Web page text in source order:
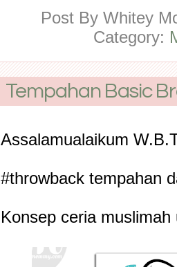
Post By Whitey
Category:
Tempahan Basic
Assalamualaikum
#throwback tempahan
Konsep ceria